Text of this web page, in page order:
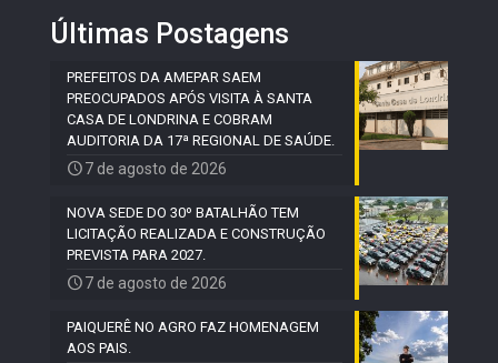
Últimas Postagens
PREFEITOS DA AMEPAR SAEM
PREOCUPADOS APÓS VISITA À SANTA
CASA DE LONDRINA E COBRAM
AUDITORIA DA 17ª REGIONAL DE SAÚDE.
7 de agosto de 2026
NOVA SEDE DO 30º BATALHÃO TEM
LICITAÇÃO REALIZADA E CONSTRUÇÃO
PREVISTA PARA 2027.
7 de agosto de 2026
PAIQUERÊ NO AGRO FAZ HOMENAGEM
AOS PAIS.